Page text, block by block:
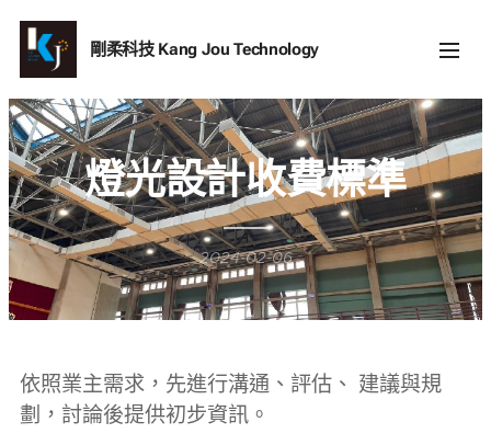
剛柔科技 Kang Jou Technology
燈光設計收費標準
2024-02-06
依照業主需求，先進行溝通、評估、 建議與規
劃，討論後提供初步資訊。